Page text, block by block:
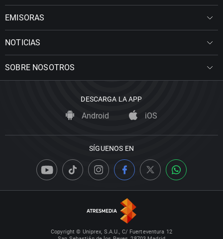
EMISORAS
NOTICIAS
SOBRE NOSOTROS
DESCARGA LA APP
Android iOS
SÍGUENOS EN
Copyright © Uniprex, S.A.U., C/ Fuerteventura 12